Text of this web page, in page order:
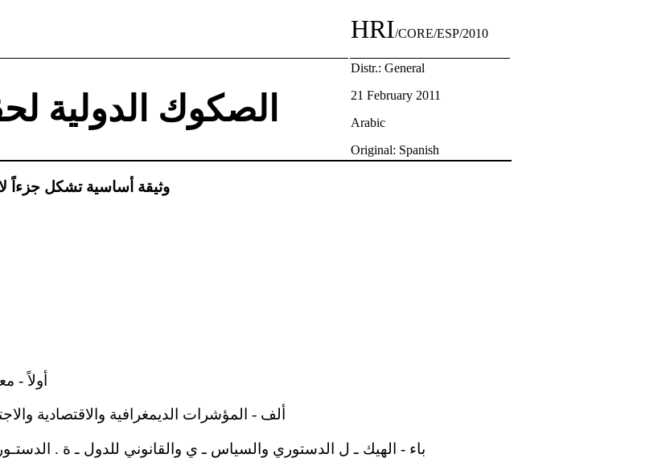
HRI/CORE/ESP/2010
الصكوك الدولية
Distr.: General
21 February 2011
Arabic
Original: Spanish
وثيقة أساسية تشكل جزءاً
أولاً -
ألف - المؤشرات الديمغرافية والاقتصادية
باء - الهيك ـ ل الدستوري والسياس ـ ي والقانوني للدول ـ ة . الدستـور الإسباني